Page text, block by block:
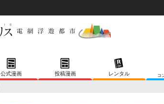
公式漫画 投稿漫画 レンタル
コ